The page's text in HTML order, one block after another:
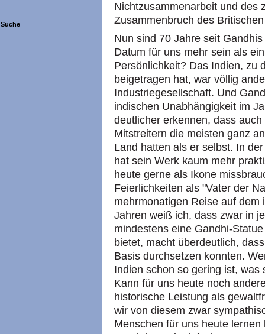
Suche
Nichtzusammenarbeit und des
Zusammenbruch des
Nun sind 70 Jahre seit
Datum für uns mehr sein als
Persönlichkeit? Das Indien, zu
beigetragen hat, war völlig
Industriegesellschaft. Und
indischen Unabhängigkeit im
deutlicher erkennen, dass
Mitstreitern die meisten ganz
Land hatten als er selbst. In
hat sein Werk kaum mehr
heute gerne als Ikone
Feierlichkeiten als "Vater der
mehrmonatigen Reise auf
Jahren weiß ich, dass zwar in
mindestens eine Gandhi-
bietet, macht überdeutlich,
Basis durchsetzen konnten.
Indien schon so gering ist,
Kann für uns heute noch
historische Leistung als
wir von diesem zwar
Menschen für uns heute